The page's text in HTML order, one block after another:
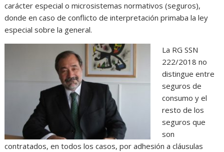
carácter especial o microsistemas normativos (seguros),
donde en caso de conflicto de interpretación primaba la ley
especial sobre la general.
La RG SSN
222/2018 no
distingue entre
seguros de
consumo y el
resto de los
seguros que
son
contratados, en todos los casos, por adhesión a cláusulas